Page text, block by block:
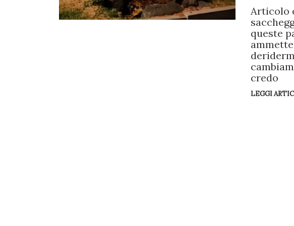
Articolo
queste
credo
LEGGI